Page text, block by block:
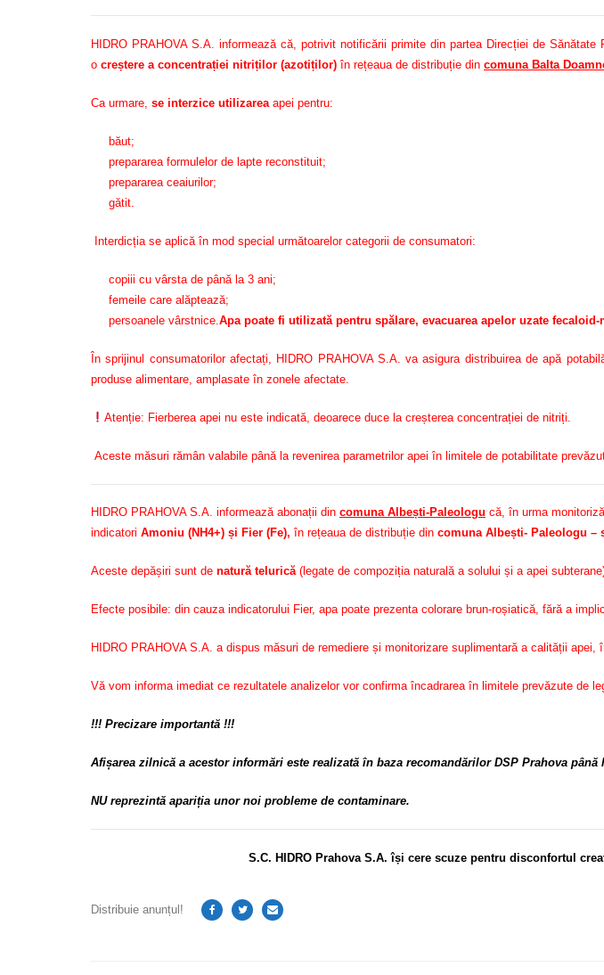
HIDRO PRAHOVA S.A. informează că, potrivit notificării primite din partea Direcției de
o creștere a concentrației nitriților (azotiților) în rețeaua de distribuție din comuna Balta
Ca urmare, se interzice utilizarea apei pentru:
băut;
prepararea formulelor de lapte reconstituit;
prepararea ceaiurilor;
gătit.
Interdicția se aplică în mod special următoarelor categorii de consumatori:
copiii cu vârsta de până la 3 ani;
femeile care alăptează;
persoanele vârstnice. Apa poate fi utilizată pentru spălare, evacuarea apelor uzate
În sprijinul consumatorilor afectați, HIDRO PRAHOVA S.A. va asigura distribuirea de apă
produse alimentare, amplasate în zonele afectate.
Atenție: Fierberea apei nu este indicată, deoarece duce la creșterea concentrației de nitriți.
Aceste măsuri rămân valabile până la revenirea parametrilor apei în limitele de potabilitate
HIDRO PRAHOVA S.A. informează abonații din comuna Albești-Paleologu că, în urma
indicatori Amoniu (NH4+) și Fier (Fe), în rețeaua de distribuție din comuna Albești- Paleologu –
Aceste depășiri sunt de natură telurică(legate de compoziția naturală a solului și a apei
Efecte posibile: din cauza indicatorului Fier, apa poate prezenta colorare brun-roșiatică, fără a
HIDRO PRAHOVA S.A. a dispus măsuri de remediere și monitorizare suplimentară a calității
Vă vom informa imediat ce rezultatele analizelor vor confirma încadrarea în limitele prevăzute de
!!! Precizare importantă !!!
Afișarea zilnică a acestor informări este realizată în baza recomandărilor DSP Prahova
NU reprezintă apariția unor noi probleme de contaminare.
S.C. HIDRO Prahova S.A. își cere scuze pentru disconfortul
Distribuie anunțul!